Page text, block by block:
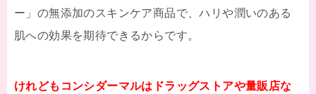
ー」の無添加のスキンケア商品で、ハリや潤いのある
肌への効果を期待できるからです。
けれどもコンシダーマルはドラッグストアや量販店な